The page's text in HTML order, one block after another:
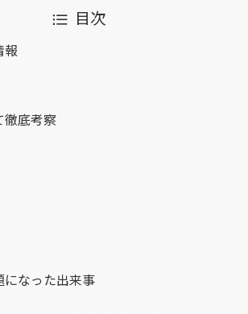
目次
報
徹底考察
なった出来事